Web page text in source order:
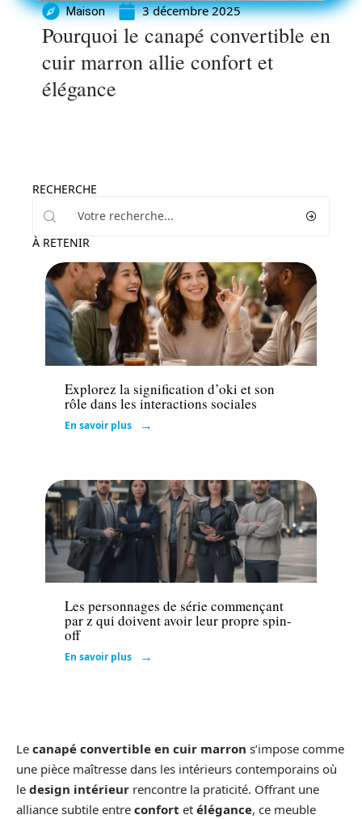
Maison 3 décembre 2025
Pourquoi le canapé convertible en
cuir marron allie confort et
élégance
RECHERCHE
À RETENIR
Actu
Explorez la signification d’oki et son
rôle dans les interactions sociales
En savoir plus
Loisirs
Les personnages de série commençant
par z qui doivent avoir leur propre spin-
off
En savoir plus
Le canapé convertible en cuir marron s’impose comme
une pièce maîtresse dans les intérieurs contemporains où
le design intérieur rencontre la praticité. Offrant une
alliance subtile entre confort et élégance, ce meuble